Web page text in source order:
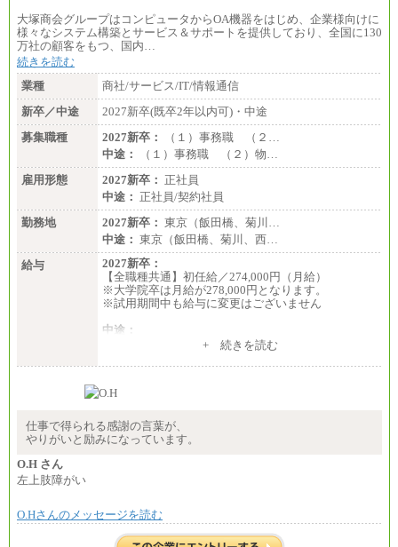
大塚商会グループはコンピュータからOA機器をはじめ、企業様向けに
様々なシステム構築とサービス＆サポートを提供しており、全国に130
万社の顧客をもつ、国内…
続きを読む
業種
商社/サービス/IT/情報通信
新卒／中途
2027新卒(既卒2年以内可)・中途
募集職種
2027新卒：
（１）事務職 （２…
中途：
（１）事務職 （２）物…
雇用形態
2027新卒： 正社員
中途： 正社員/契約社員
勤務地
2027新卒： 東京（飯田橋、菊川…
中途： 東京（飯田橋、菊川、西…
給与
2027新卒：
【全職種共通】初任給／274,000円（月給）
※大学院卒は月給が278,000円となります。
※試用期間中も給与に変更はございません
中途：
（１）～（４）274,000円（月給）～
※経験・年齢などを考慮のうえ、当社規程により優
※業務内容・勤務形態に応じて、上記給与の範囲内
※試用期間中も給与に変更はございません
+ 続きを読む
仕事で得られる感謝の言葉が、
やりがいと励みになっています。
O.H さん
左上肢障がい
O.Hさんのメッセージを読む